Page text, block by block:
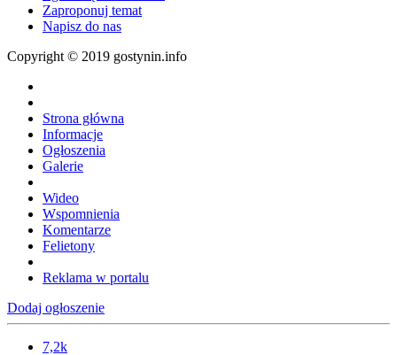
Zaproponuj temat
Napisz do nas
Copyright © 2019 gostynin.info
Strona główna
Informacje
Ogłoszenia
Galerie
Wideo
Wspomnienia
Komentarze
Felietony
Reklama w portalu
Dodaj ogłoszenie
7,2k